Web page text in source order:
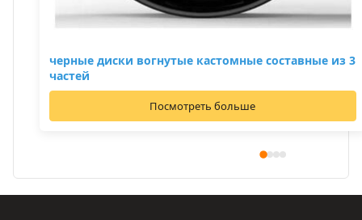
черные диски вогнутые кастомные составные из 3
частей
Посмотреть больше